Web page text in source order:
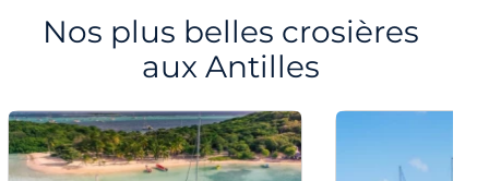
Nos plus belles crosières
aux Antilles